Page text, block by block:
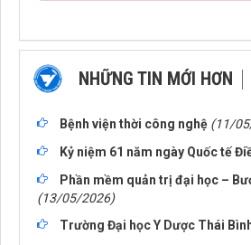
NHỮNG TIN MỚI HƠN
Bệnh viện thời công nghệ (11/
Kỷ niệm 61 năm ngày Quốc tế
Phần mềm quản trị đại học –
(13/05/2026)
Trường Đại học Y Dược Thái